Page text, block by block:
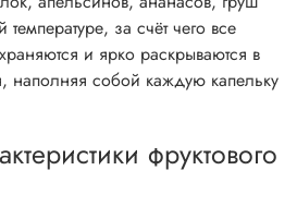
за счёт чего все
и ярко раскрываются в
наполняя собой каждую капельку
фруктового